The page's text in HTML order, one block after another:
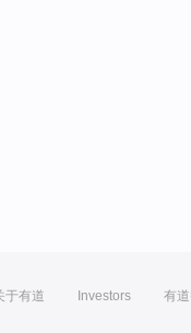
于有道 Investors 有